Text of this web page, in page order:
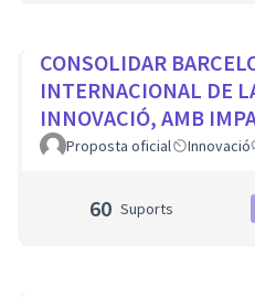
CONSOLIDAR
INTERNACIONAL DE
INNOVACIÓ, AMB
PROTAGONISME
Proposta oficial Innovació
60 Suports